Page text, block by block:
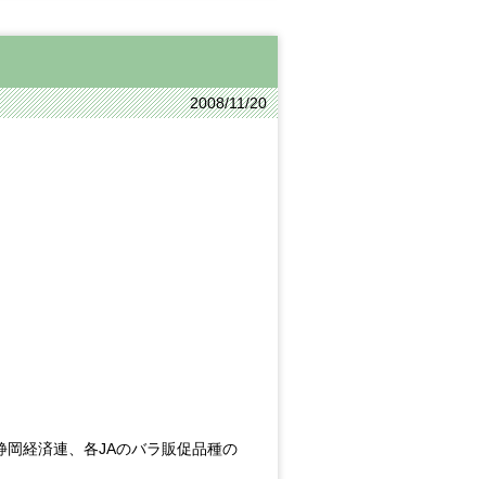
2008/11/20
岡経済連、各JAのバラ販促品種の